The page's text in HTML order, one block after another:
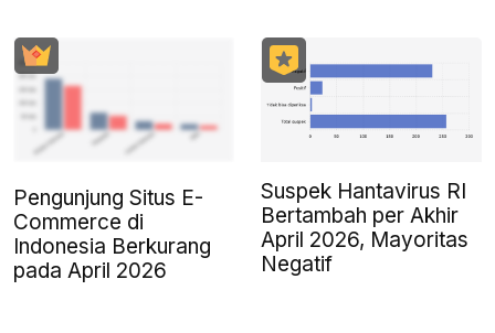
Pengunjung Situs E-
Commerce di
Indonesia Berkurang
pada April 2026
Suspek Hantavirus RI
Bertambah per Akhir
April 2026, Mayoritas
Negatif